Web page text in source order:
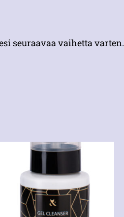
seuraavaa vaihetta varten.